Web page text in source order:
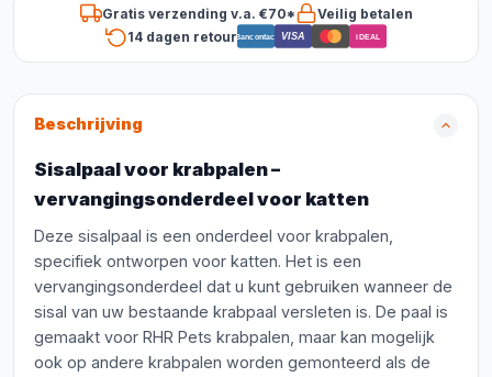
Gratis verzending v.a. €70*
Veilig betalen
14 dagen retourBancontact VISA iDEAL
Beschrijving
Sisalpaal voor krabpalen –
vervangingsonderdeel voor katten
Deze sisalpaal is een onderdeel voor krabpalen,
specifiek ontworpen voor katten. Het is een
vervangingsonderdeel dat u kunt gebruiken wanneer de
sisal van uw bestaande krabpaal versleten is. De paal is
gemaakt voor RHR Pets krabpalen, maar kan mogelijk
ook op andere krabpalen worden gemonteerd als de